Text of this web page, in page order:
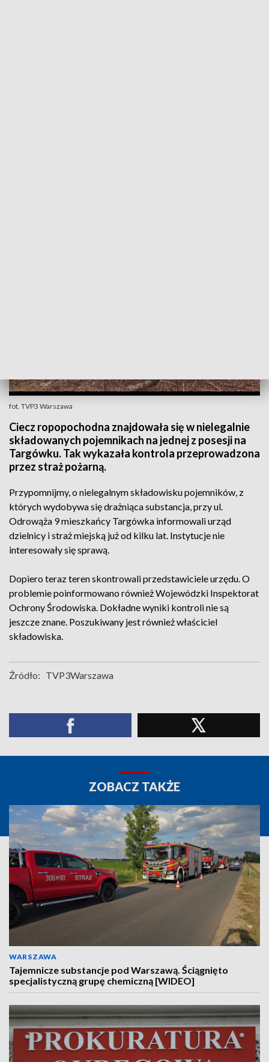
fot. TVP3 Warszawa
Ciecz ropopochodna znajdowała się w nielegalnie
składowanych pojemnikach na jednej z posesji na
Targówku. Tak wykazała kontrola przeprowadzona
przez straż pożarną.
Przypomnijmy, o nielegalnym składowisku pojemników, z
których wydobywa się drażniąca substancja, przy ul.
Odrowąża 9 mieszkańcy Targówka informowali urząd
dzielnicy i straż miejską już od kilku lat. Instytucje nie
interesowały się sprawą.
Dopiero teraz teren skontrowali przedstawiciele urzędu. O
problemie poinformowano również Wojewódzki Inspektorat
Ochrony Środowiska. Dokładne wyniki kontroli nie są
jeszcze znane. Poszukiwany jest również właściciel
składowiska.
Źródło: TVP3Warszawa
ZOBACZ TAKŻE
WARSZAWA
Tajemnicze substancje pod Warszawą. Ściągnięto
specjalistyczną grupę chemiczną [WIDEO]